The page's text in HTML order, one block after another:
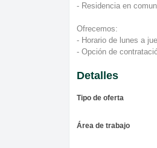
- Residencia en
Ofrecemos:
- Horario de lunes a
- Opción de
Detalles
Tipo de oferta
Área de trabajo